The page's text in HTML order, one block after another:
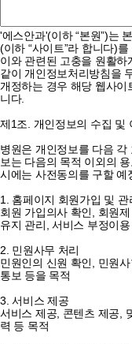
'에스안과'(이하 “본원”)는
(이하 “사이트”라 합니다)
이와 관련된 고충을 원활
같이 개인정보처리방침을
개정하는 경우 해당 웹사
니다.
제1조. 개인정보의 수집 및
병원은 개인정보를 다음
보는 다음의 목적 이외의
시에는 사전동의를 구할 예
1. 홈페이지 회원가입 및 관
회원 가입의사 확인, 회원
유지 관리, 서비스 부정이
2. 민원사무 처리
민원인의 신원 확인, 민원
통보 등을 목적
3. 서비스 제공
서비스 제공, 콘텐츠 제공,
력 등 목적